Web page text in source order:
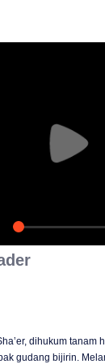
dihukum tanam
gudang bijirin.